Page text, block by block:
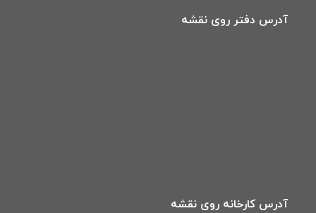
آدرس دفتر روی نقشه
آدرس کارخانه روی نقشه